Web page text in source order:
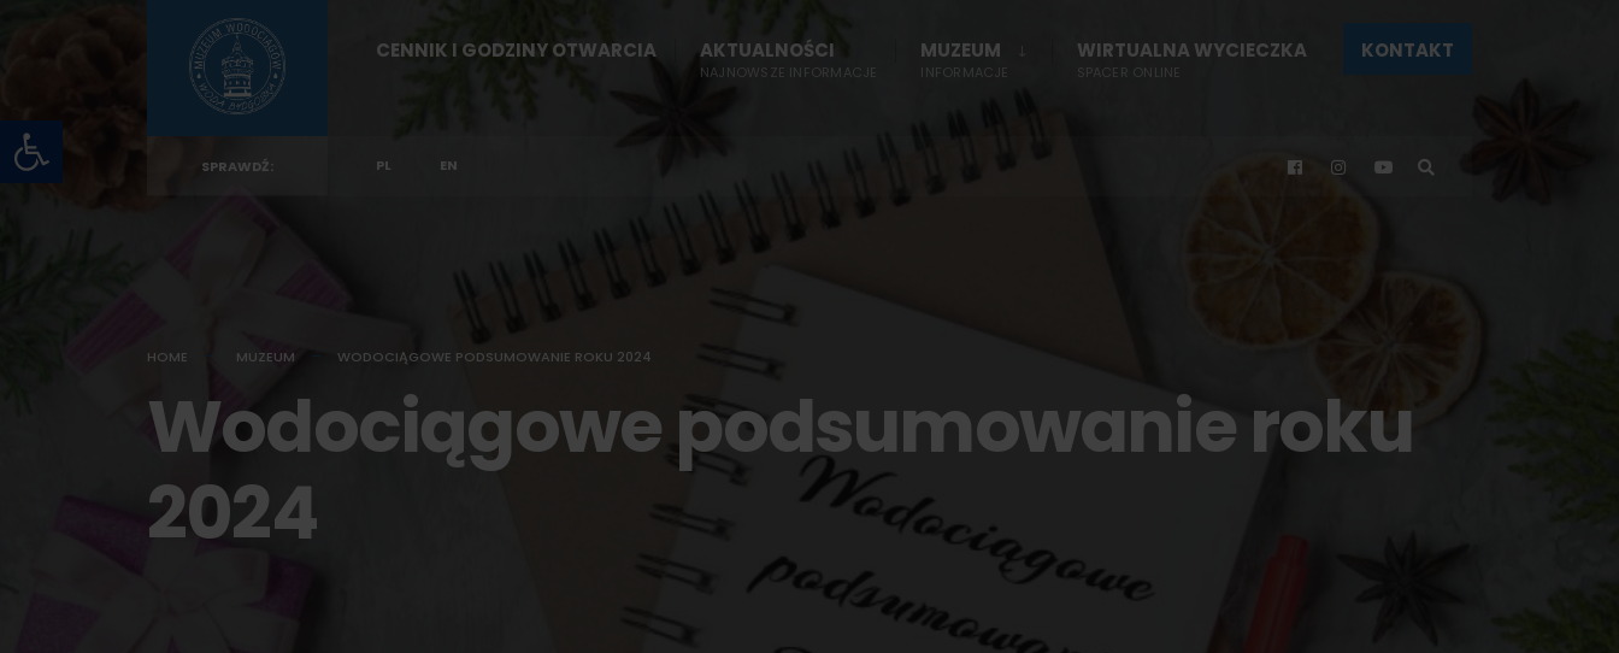
Otwórz pasek narzędzi
content
CENNIK I GODZINY OTWARCIA AKTUALNOŚCI
NAJNOWSZE INFORMACJE
MUZEUM
INFORMACJE
WIRTUALNA WYCIECZKA
SPACER ONLINE
KONTAKT
SPRAWDŹ: PL EN
HOME MUZEUM WODOCIĄGOWE PODSUMOWANIE ROKU 2024
Wodociągowe podsumowanie roku
2024